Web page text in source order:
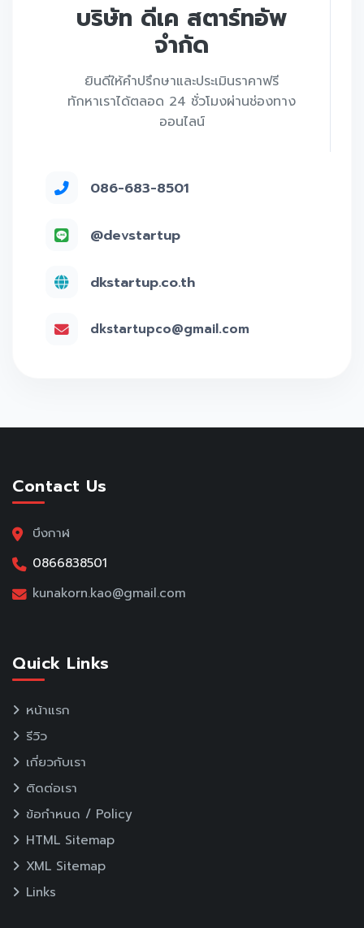
บริษัท ดีเค สตาร์ทอัพ
จำกัด
ยินดีให้คำปรึกษาและประเมินราคาฟรี
ทักหาเราได้ตลอด 24 ชั่วโมงผ่านช่องทาง
ออนไลน์
086-683-8501
@devstartup
dkstartup.co.th
dkstartupco@gmail.com
Contact Us
บึงกาฬ
0866838501
kunakorn.kao@gmail.com
Quick Links
หน้าแรก
รีวิว
เกี่ยวกับเรา
ติดต่อเรา
ข้อกำหนด / Policy
HTML Sitemap
XML Sitemap
Links